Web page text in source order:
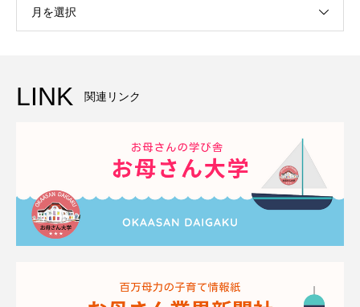
月を選択
LINK 関連リンク